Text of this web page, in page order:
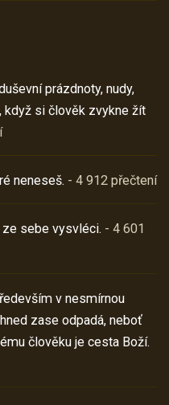
prázdnoty, nudy,
když si člověk zvykne žít
neneseš. - 4 912 přečtení
sebe vysvléci. - 4 601
v nesmírnou
zase odpadá, neboť
člověku je cesta Boží.